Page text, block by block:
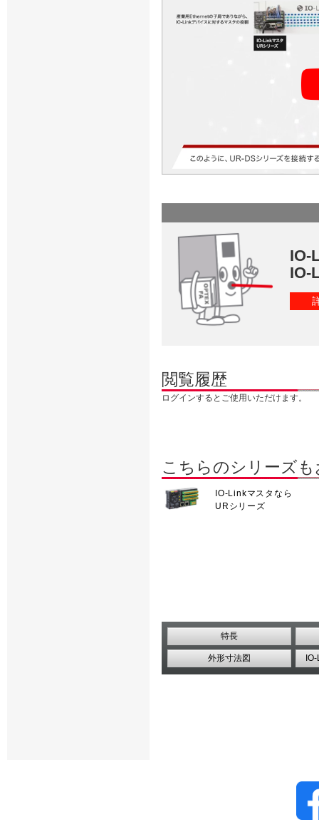
IO-
IO-
閲覧履歴
ログインするとご使用いただけます。
こちらのシリーズ
IO-Linkマスタなら
URシリーズ
特長
外形寸法図